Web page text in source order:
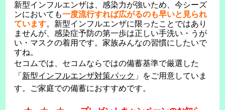
新型インフルエンザは、感染力が強いため、今シーズ
ンにおいても一度流行すれば広がるのも早いと見られ
ています。新型インフルエンザに限ったことではあり
ませんが、感染症予防の第一歩は正しい手洗い・うが
い・マスクの着用です。家族みんなの習慣にしたいで
すね。
セコムでは、セコムならではの備蓄基準で厳選した
「 新型インフルエンザ対策パック 」をご用意していま
す。ご家庭での備蓄におすすめです。